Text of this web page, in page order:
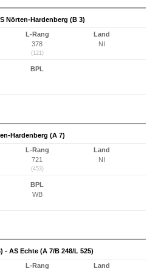
Nörten-Hardenberg (B 3)
L-Rang
378
(121)
Land
NI
BPL
Hardenberg (A 7)
L-Rang
721
(453)
Land
NI
BPL
WB
AS Echte (A 7/B 248/L 525)
L-Rang
Land